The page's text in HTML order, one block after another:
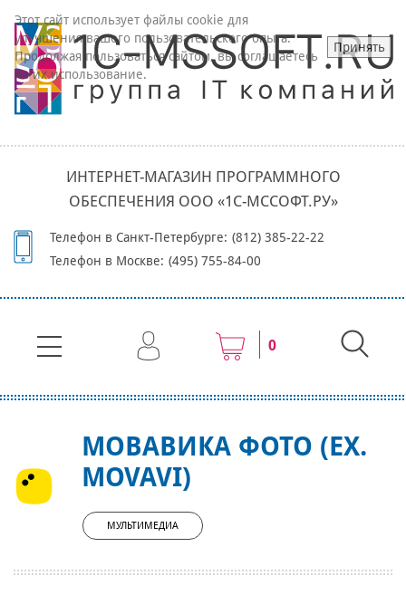
ИНТЕРНЕТ-МАГАЗИН ПРОГРАММНОГО
ОБЕСПЕЧЕНИЯ ООО «1С-МССОФТ.РУ»
Телефон в Санкт-Петербурге: (812) 385-22-22
Телефон в Москве: (495) 755-84-00
0
МОВАВИКА ФОТО (EX.
MOVAVI)
МУЛЬТИМЕДИА
Этот сайт использует файлы cookie для
улучшения вашего пользовательского опыта.
Продолжая пользоваться сайтом, вы соглашаетесь
на их использование.
Принять